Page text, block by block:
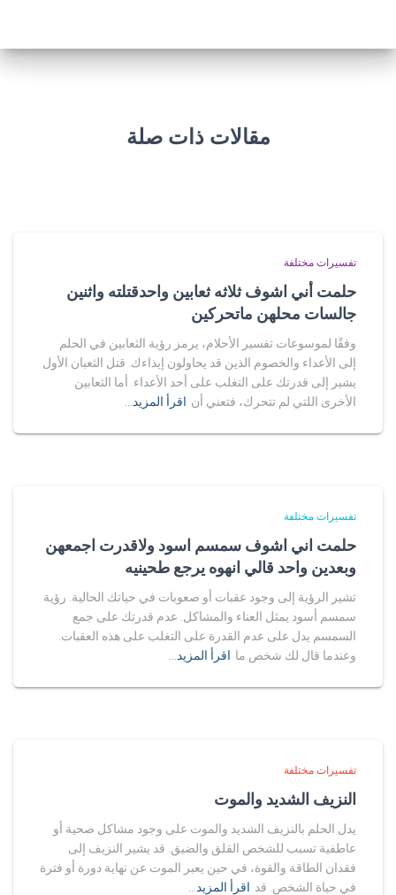
مقالات ذات صلة
تفسيرات مختلفة
حلمت أني اشوف ثلاثه ثعابين واحدقتلته واثنين
جالسات محلهن ماتحركين
وفقًا لموسوعات تفسير الأحلام، يرمز رؤية الثعابين في الحلم
إلى الأعداء والخصوم الذين قد يحاولون إيذاءك. قتل الثعبان الأول
يشير إلى قدرتك على التغلب على أحد الأعداء. أما الثعابين
الأخرى اللتي لم تتحرك، فتعني أن اقرأ المزيد…
تفسيرات مختلفة
حلمت اني اشوف سمسم اسود ولاقدرت اجمعهن
وبعدين واحد قالي انهوه يرجع طحينيه
تشير الرؤية إلى وجود عقبات أو صعوبات في حياتك الحالية. رؤية
سمسم أسود يمثل العناء والمشاكل. عدم قدرتك على جمع
السمسم يدل على عدم القدرة على التغلب على هذه العقبات.
وعندما قال لك شخص ما اقرأ المزيد…
تفسيرات مختلفة
النزيف الشديد والموت
يدل الحلم بالنزيف الشديد والموت على وجود مشاكل صحية أو
عاطفية تسبب للشخص القلق والضيق. قد يشير النزيف إلى
فقدان الطاقة والقوة، في حين يعبر الموت عن نهاية دورة أو فترة
في حياة الشخص. قد اقرأ المزيد…